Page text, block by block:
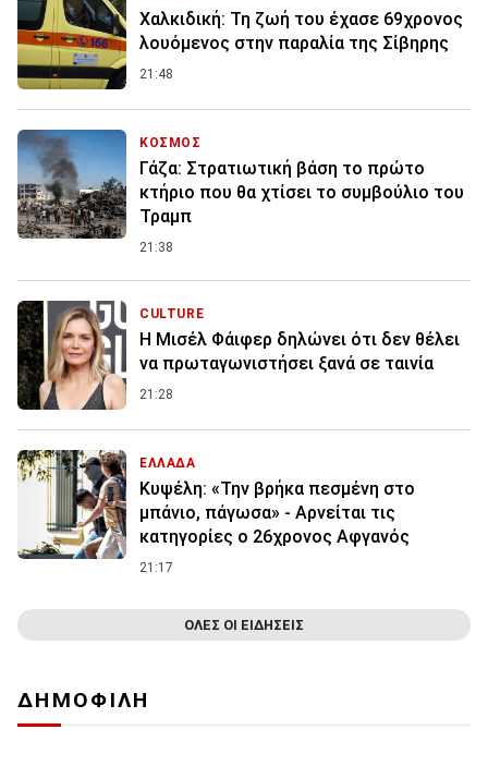
Χαλκιδική: Τη ζωή του έχασε 69χρονος
λουόμενος στην παραλία της Σίβηρης
21:48
ΚΟΣΜΟΣ
Γάζα: Στρατιωτική βάση το πρώτο
κτήριο που θα χτίσει το συμβούλιο του
Τραμπ
21:38
CULTURE
Η Μισέλ Φάιφερ δηλώνει ότι δεν θέλει
να πρωταγωνιστήσει ξανά σε ταινία
21:28
ΕΛΛΑΔΑ
Κυψέλη: «Την βρήκα πεσμένη στο
μπάνιο, πάγωσα» - Αρνείται τις
κατηγορίες ο 26χρονος Αφγανός
21:17
ΟΛΕΣ ΟΙ ΕΙΔΗΣΕΙΣ
ΔΗΜΟΦΙΛΗ